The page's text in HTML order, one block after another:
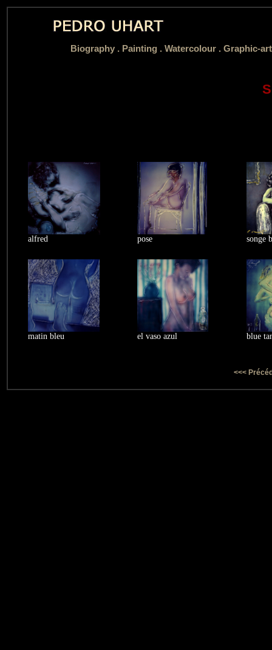
Biography . Painting . Watercolour . Graphic-
alfred pose songe
matin bleu el vaso azul blue
<<<